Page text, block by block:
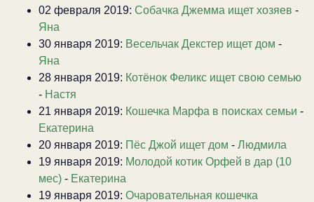
02 февраля 2019: Собачка Джемма ищет хозяев -
Яна
30 января 2019: Весельчак Декстер ищет дом -
Яна
28 января 2019: Котёнок Феликс ищет свою семью
- Настя
21 января 2019: Кошечка Марфа в поисках семьи -
Екатерина
20 января 2019: Пёс Джой ищет дом - Людмила
19 января 2019: Молодой котик Орфей в дар (10
мес) - Екатерина
19 января 2019: Очаровательная кошечка